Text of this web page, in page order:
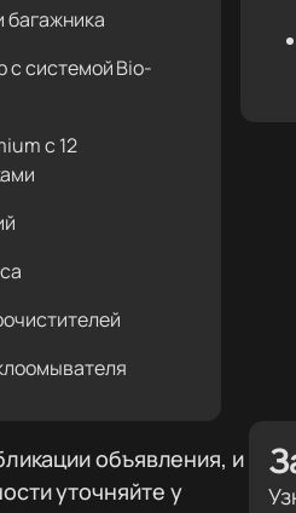
багажника
с системой Bio-
с 12
объявления, и
уточняйте у